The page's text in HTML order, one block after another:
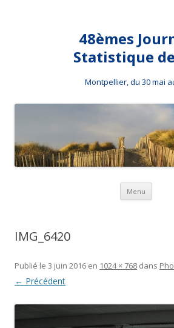
48èmes
Statistique de
Montpellier, du 30 mai
Menu Aller
IMG_6420
Publié le 3 juin 2016 en 1024 × 768 dans
← Précédent